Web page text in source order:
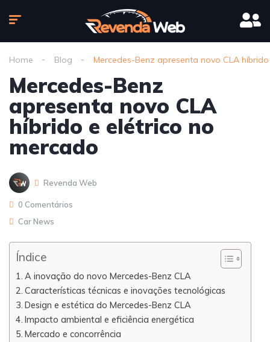
Home Blog Mercedes-Benz apresenta novo CLA
Mercedes-Benz
apresenta novo CLA
híbrido e elétrico no
mercado
Revenda Web
0 Comentários
Car News
Índice
A inovação do novo Mercedes-Benz CLA
Características técnicas e inovações tecnológicas
Design e estética do Mercedes-Benz CLA
Impacto ambiental e eficiência energética
Mercado e concorrência